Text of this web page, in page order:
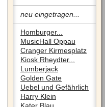
neu eingetragen...
Homburger...
MusicHall Oppau
Cranger Kirmesplatz
Kiosk Rheydter...
Lumberjack
Golden Gate
Uebel und Gefährlich
Harry Klein